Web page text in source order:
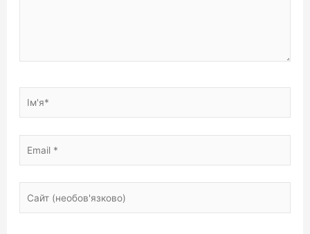
Ім'я*
(необов'язково)